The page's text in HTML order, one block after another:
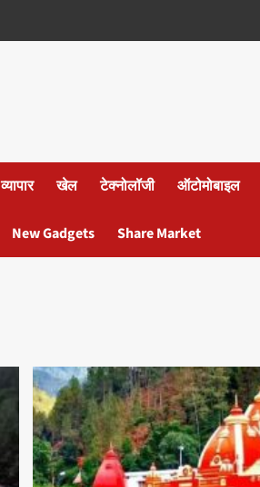
व्यापार खेल टेक्नोलॉजी ऑटोमोबाइल
New Gadgets Share Market